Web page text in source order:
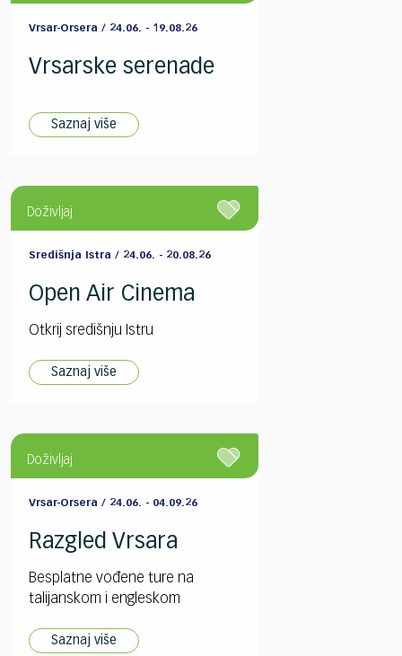
Vrsar-Orsera / 24.06. - 19.08.26
Vrsarske serenade
Saznaj više
Doživljaj
Središnja Istra / 24.06. - 20.08.26
Open Air Cinema
Otkrij središnju Istru
Saznaj više
Doživljaj
Vrsar-Orsera / 24.06. - 04.09.26
Razgled Vrsara
Besplatne vođene ture na
talijanskom i engleskom
Saznaj više